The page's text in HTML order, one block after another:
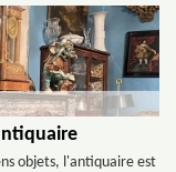
objets, l'antiquaire est